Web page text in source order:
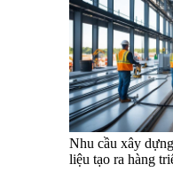
Nhu cầu xây
liệu tạo ra hàng